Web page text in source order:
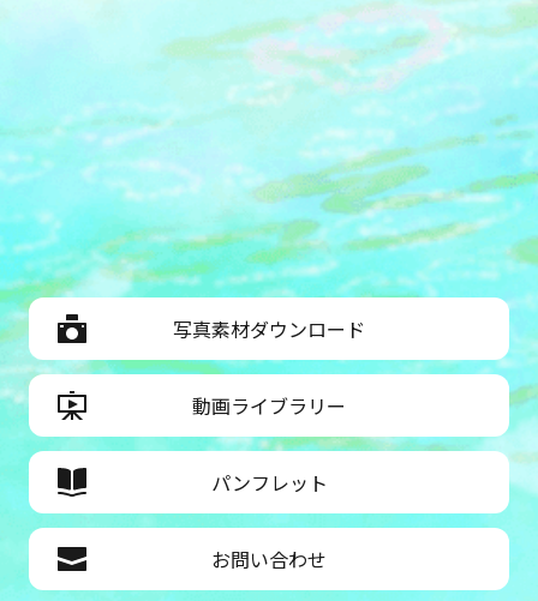
写真素材ダウンロード
動画ライブラリー
パンフレット
お問い合わせ